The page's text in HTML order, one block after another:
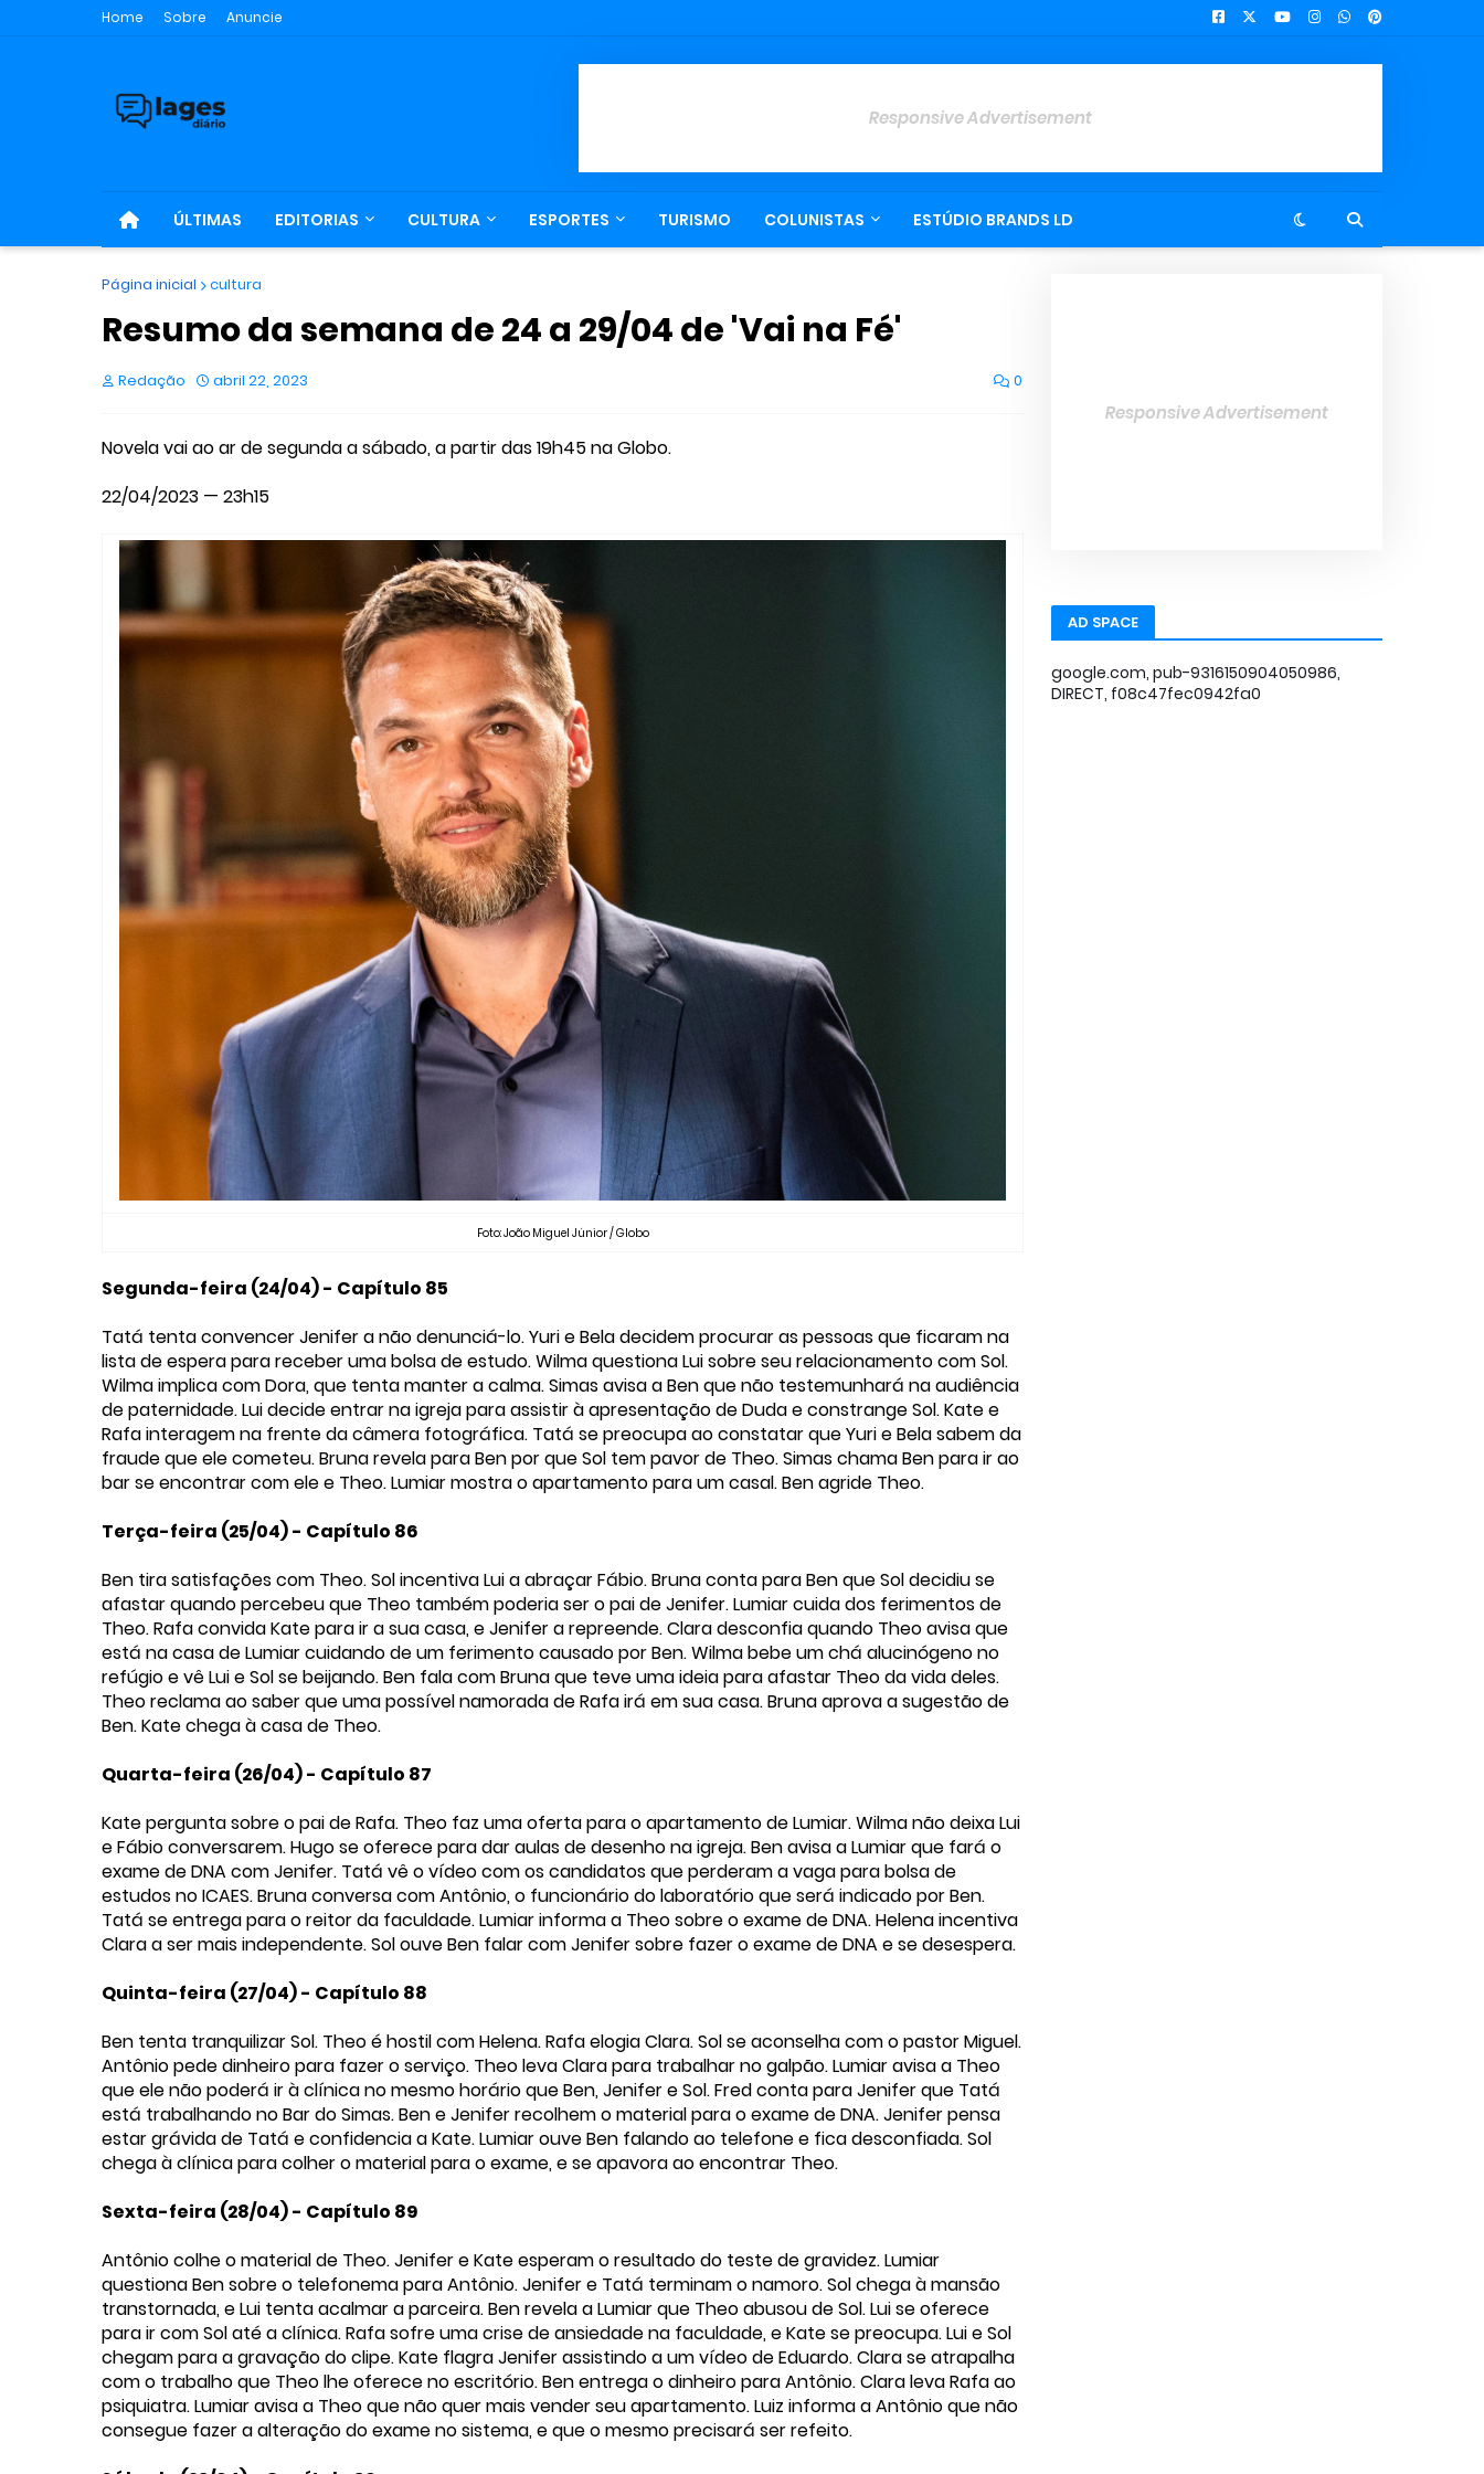
Home Sobre Anuncie
Responsive Advertisement
ÚLTIMAS EDITORIAS CULTURA ESPORTES TURISMO COLUNISTAS ESTÚDIO BRANDS LD
Página inicial cultura
Resumo da semana de 24 a 29/04 de 'Vai na Fé'
Redação abril 22, 2023 0
Novela vai ao ar de segunda a sábado, a partir das 19h45 na Globo.
22/04/2023 — 23h15
Foto: João Miguel Júnior / Globo
Segunda-feira (24/04) - Capítulo 85
Tatá tenta convencer Jenifer a não denunciá-lo. Yuri e Bela decidem procurar as pessoas que ficaram na
lista de espera para receber uma bolsa de estudo. Wilma questiona Lui sobre seu relacionamento com Sol.
Wilma implica com Dora, que tenta manter a calma. Simas avisa a Ben que não testemunhará na audiência
de paternidade. Lui decide entrar na igreja para assistir à apresentação de Duda e constrange Sol. Kate e
Rafa interagem na frente da câmera fotográfica. Tatá se preocupa ao constatar que Yuri e Bela sabem da
fraude que ele cometeu. Bruna revela para Ben por que Sol tem pavor de Theo. Simas chama Ben para ir ao
bar se encontrar com ele e Theo. Lumiar mostra o apartamento para um casal. Ben agride Theo.
Terça-feira (25/04) - Capítulo 86
Ben tira satisfações com Theo. Sol incentiva Lui a abraçar Fábio. Bruna conta para Ben que Sol decidiu se
afastar quando percebeu que Theo também poderia ser o pai de Jenifer. Lumiar cuida dos ferimentos de
Theo. Rafa convida Kate para ir a sua casa, e Jenifer a repreende. Clara desconfia quando Theo avisa que
está na casa de Lumiar cuidando de um ferimento causado por Ben. Wilma bebe um chá alucinógeno no
refúgio e vê Lui e Sol se beijando. Ben fala com Bruna que teve uma ideia para afastar Theo da vida deles.
Theo reclama ao saber que uma possível namorada de Rafa irá em sua casa. Bruna aprova a sugestão de
Ben. Kate chega à casa de Theo.
Quarta-feira (26/04) - Capítulo 87
Kate pergunta sobre o pai de Rafa. Theo faz uma oferta para o apartamento de Lumiar. Wilma não deixa Lui
e Fábio conversarem. Hugo se oferece para dar aulas de desenho na igreja. Ben avisa a Lumiar que fará o
exame de DNA com Jenifer. Tatá vê o vídeo com os candidatos que perderam a vaga para bolsa de
estudos no ICAES. Bruna conversa com Antônio, o funcionário do laboratório que será indicado por Ben.
Tatá se entrega para o reitor da faculdade. Lumiar informa a Theo sobre o exame de DNA. Helena incentiva
Clara a ser mais independente. Sol ouve Ben falar com Jenifer sobre fazer o exame de DNA e se desespera.
Quinta-feira (27/04) - Capítulo 88
Ben tenta tranquilizar Sol. Theo é hostil com Helena. Rafa elogia Clara. Sol se aconselha com o pastor Miguel.
Antônio pede dinheiro para fazer o serviço. Theo leva Clara para trabalhar no galpão. Lumiar avisa a Theo
que ele não poderá ir à clínica no mesmo horário que Ben, Jenifer e Sol. Fred conta para Jenifer que Tatá
está trabalhando no Bar do Simas. Ben e Jenifer recolhem o material para o exame de DNA. Jenifer pensa
estar grávida de Tatá e confidencia a Kate. Lumiar ouve Ben falando ao telefone e fica desconfiada. Sol
chega à clínica para colher o material para o exame, e se apavora ao encontrar Theo.
Sexta-feira (28/04) - Capítulo 89
Antônio colhe o material de Theo. Jenifer e Kate esperam o resultado do teste de gravidez. Lumiar
questiona Ben sobre o telefonema para Antônio. Jenifer e Tatá terminam o namoro. Sol chega à mansão
transtornada, e Lui tenta acalmar a parceira. Ben revela a Lumiar que Theo abusou de Sol. Lui se oferece
para ir com Sol até a clínica. Rafa sofre uma crise de ansiedade na faculdade, e Kate se preocupa. Lui e Sol
chegam para a gravação do clipe. Kate flagra Jenifer assistindo a um vídeo de Eduardo. Clara se atrapalha
com o trabalho que Theo lhe oferece no escritório. Ben entrega o dinheiro para Antônio. Clara leva Rafa ao
psiquiatra. Lumiar avisa a Theo que não quer mais vender seu apartamento. Luiz informa a Antônio que não
consegue fazer a alteração do exame no sistema, e que o mesmo precisará ser refeito.
Responsive Advertisement
AD SPACE
google.com, pub-9316150904050986,
DIRECT, f08c47fec0942fa0